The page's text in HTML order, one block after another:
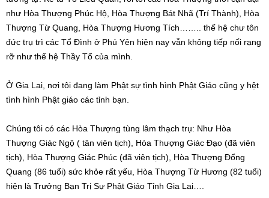
như Hòa Thượng Phúc Hộ, Hòa Thượng Bát Nhã (Trí Thành), Hòa
Thượng Từ Quang, Hòa Thượng Hương Tích…….. thế hệ chư tôn
đức trụ trì các Tổ Đình ở Phú Yên hiện nay vẫn không tiếp nối rạng
rỡ như thế hệ Thầy Tổ của mình.
Ở Gia Lai, nơi tôi đang làm Phật sự tình hình Phật Giáo cũng y hệt
tình hình Phật giáo các tỉnh bạn.
Chúng tôi có các Hòa Thượng tùng lâm thạch trụ: Như Hòa
Thượng Giác Ngộ ( tân viên tịch), Hòa Thượng Giác Đạo (đã viên
tịch), Hòa Thượng Giác Phúc (đã viên tịch), Hòa Thượng Đổng
Quang (86 tuổi) sức khỏe rất yếu, Hòa Thượng Từ Hương (82 tuổi)
hiện là Trưởng Bạn Trị Sự Phật Giáo Tỉnh Gia Lai….